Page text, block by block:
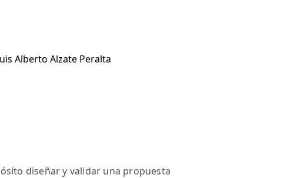
Alberto Alzate Peralta
diseñar y validar una propuesta